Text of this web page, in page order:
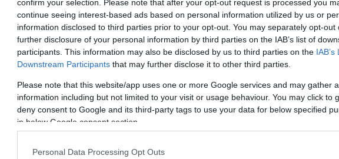
confirm your selection. Please note that after your opt-out request is processed you
continue seeing interest-based ads based on personal information utilized by us or
information disclosed to third parties prior to your opt-out. You may separately opt-out
further disclosure of your personal information by third parties on the IAB’s list of
participants. This information may also be disclosed by us to third parties on the IAB’s
Downstream Participants that may further disclose it to other third parties.
Please note that this website/app uses one or more Google services and may gather
information including but not limited to your visit or usage behaviour. You may click to
deny consent to Google and its third-party tags to use your data for below specified
in below Google consent section.
Personal Data Processing Opt Outs
Νότης Μαριάς